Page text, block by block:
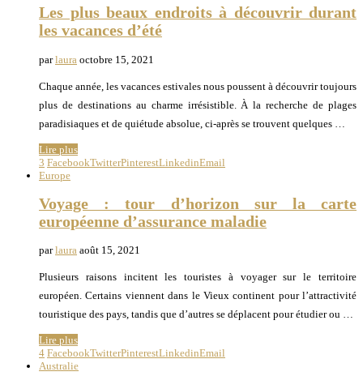
Les plus beaux endroits à découvrir durant
les vacances d’été
parlaura octobre 15, 2021
Chaque année, les vacances estivales nous poussent à découvrir toujours
plus de destinations au charme irrésistible. À la recherche de plages
paradisiaques et de quiétude absolue, ci-après se trouvent quelques …
Lire plus
3 FacebookTwitterPinterestLinkedinEmail
Europe
Voyage : tour d’horizon sur la carte
européenne d’assurance maladie
parlaura août 15, 2021
Plusieurs raisons incitent les touristes à voyager sur le territoire
européen. Certains viennent dans le Vieux continent pour l’attractivité
touristique des pays, tandis que d’autres se déplacent pour étudier ou …
Lire plus
4 FacebookTwitterPinterestLinkedinEmail
Australie